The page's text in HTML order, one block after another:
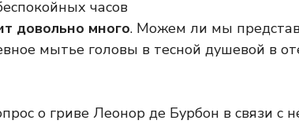
часов
довольно много. Можем ли мы
мытье головы в тесной душевой в
о гриве Леонор де Бурбон в связи с